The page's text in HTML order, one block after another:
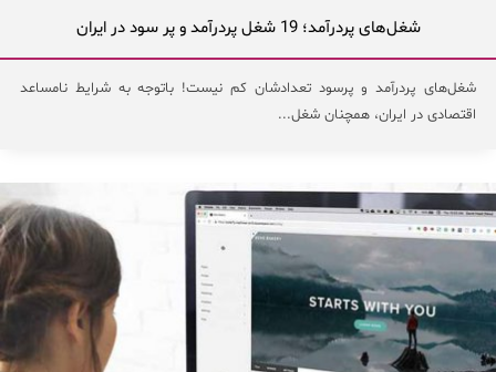
شغل‌های پردرآمد؛ 19 شغل پردرآمد و پر سود در ایران
شغل‌های پردرآمد و پرسود تعدادشان کم نیست! باتوجه به شرایط نامساعد
اقتصادی در ایران، همچنان شغل...